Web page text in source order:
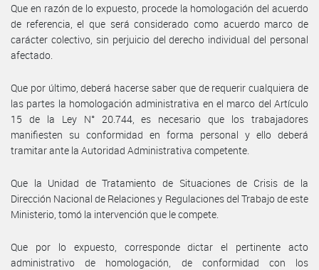
Que en razón de lo expuesto, procede la homologación del acuerdo
de referencia, el que será considerado como acuerdo marco de
carácter colectivo, sin perjuicio del derecho individual del personal
afectado.
Que por último, deberá hacerse saber que de requerir cualquiera de
las partes la homologación administrativa en el marco del Artículo
15 de la Ley N° 20.744, es necesario que los trabajadores
manifiesten su conformidad en forma personal y ello deberá
tramitar ante la Autoridad Administrativa competente.
Que la Unidad de Tratamiento de Situaciones de Crisis de la
Dirección Nacional de Relaciones y Regulaciones del Trabajo de este
Ministerio, tomó la intervención que le compete.
Que por lo expuesto, corresponde dictar el pertinente acto
administrativo de homologación, de conformidad con los